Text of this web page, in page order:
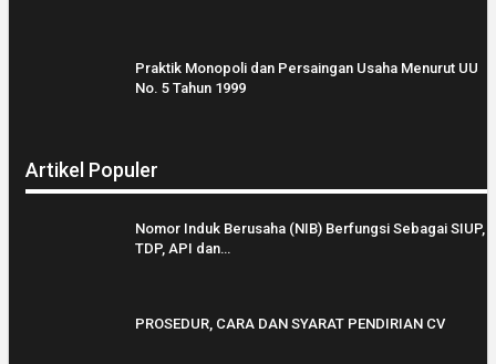
Praktik Monopoli dan Persaingan Usaha Menurut UU
No. 5 Tahun 1999
Artikel Populer
Nomor Induk Berusaha (NIB) Berfungsi Sebagai SIUP,
TDP, API dan…
PROSEDUR, CARA DAN SYARAT PENDIRIAN CV